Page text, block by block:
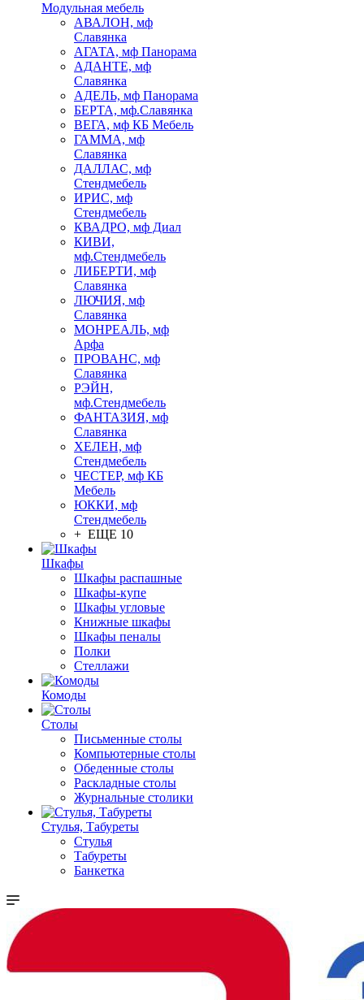
Модульная мебель
АВАЛОН, мф
Славянка
АГАТА, мф Панорама
АДАНТЕ, мф
Славянка
АДЕЛЬ, мф Панорама
БЕРТА, мф.Славянка
ВЕГА, мф КБ Мебель
ГАММА, мф
Славянка
ДАЛЛАС, мф
Стендмебель
ИРИС, мф
Стендмебель
КВАДРО, мф Диал
КИВИ,
мф.Стендмебель
ЛИБЕРТИ, мф
Славянка
ЛЮЧИЯ, мф
Славянка
МОНРЕАЛЬ, мф
Арфа
ПРОВАНС, мф
Славянка
РЭЙН,
мф.Стендмебель
ФАНТАЗИЯ, мф
Славянка
ХЕЛЕН, мф
Стендмебель
ЧЕСТЕР, мф КБ
Мебель
ЮККИ, мф
Стендмебель
+ ЕЩЕ 10
Шкафы
Шкафы распашные
Шкафы-купе
Шкафы угловые
Книжные шкафы
Шкафы пеналы
Полки
Стеллажи
Комоды
Столы
Письменные столы
Компьютерные столы
Обеденные столы
Раскладные столы
Журнальные столики
Стулья, Табуреты
Стулья
Табуреты
Банкетка